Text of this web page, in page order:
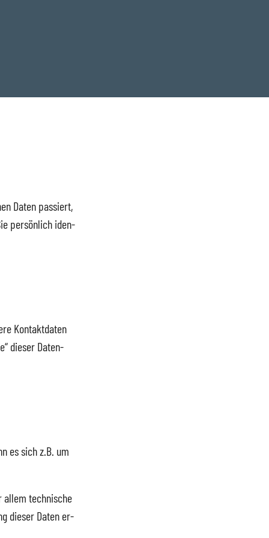
Da­ten pas­siert,
per­sön­lich iden­
Kon­takt­da­ten
die­ser Da­ten­
es sich z.B. um
al­lem tech­ni­sche
die­ser Da­ten er­